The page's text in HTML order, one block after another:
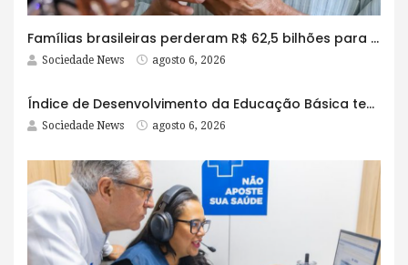
Famílias brasileiras perderam R$ 62,5 bilhões para bets em 2025
Sociedade News agosto 6, 2026
Índice de Desenvolvimento da Educação Básica tem elevação em todas as etapas
Sociedade News agosto 6, 2026